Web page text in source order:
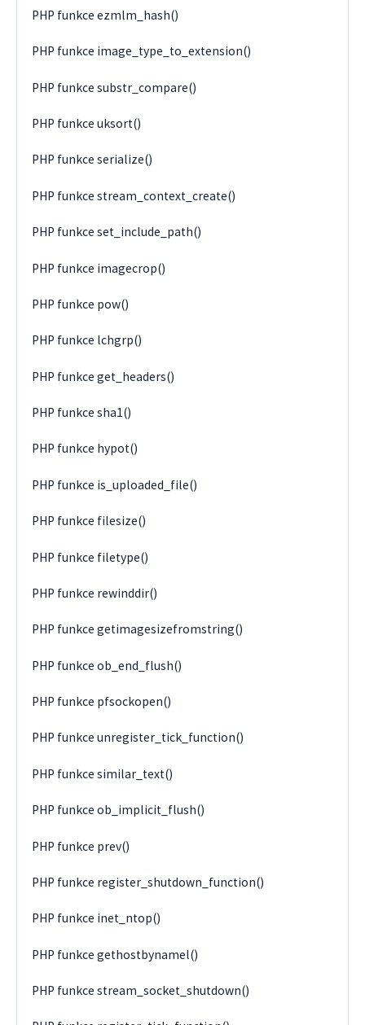
PHP funkce ezmlm_hash()
PHP funkce image_type_to_extension()
PHP funkce substr_compare()
PHP funkce uksort()
PHP funkce serialize()
PHP funkce stream_context_create()
PHP funkce set_include_path()
PHP funkce imagecrop()
PHP funkce pow()
PHP funkce lchgrp()
PHP funkce get_headers()
PHP funkce sha1()
PHP funkce hypot()
PHP funkce is_uploaded_file()
PHP funkce filesize()
PHP funkce filetype()
PHP funkce rewinddir()
PHP funkce getimagesizefromstring()
PHP funkce ob_end_flush()
PHP funkce pfsockopen()
PHP funkce unregister_tick_function()
PHP funkce similar_text()
PHP funkce ob_implicit_flush()
PHP funkce prev()
PHP funkce register_shutdown_function()
PHP funkce inet_ntop()
PHP funkce gethostbynamel()
PHP funkce stream_socket_shutdown()